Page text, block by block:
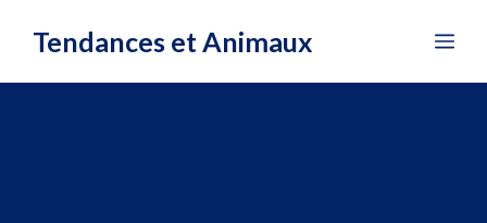
Tendances et Animaux